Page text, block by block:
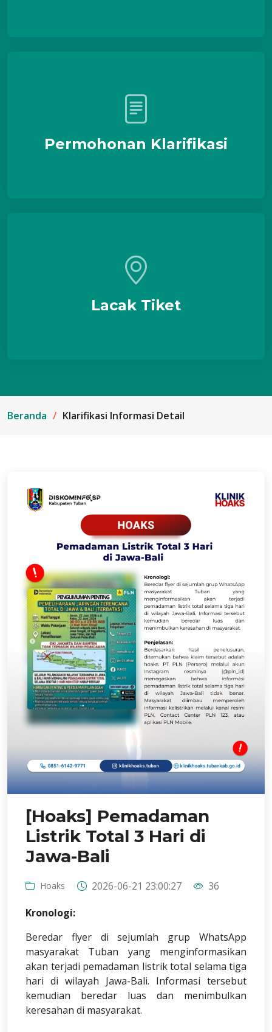
Permohonan Klarifikasi
Lacak Tiket
Beranda Klarifikasi Informasi Detail
[Hoaks] Pemadaman
Listrik Total 3 Hari di
Jawa-Bali
Hoaks 2026-06-21 23:00:27
36
Kronologi:
Beredar flyer di sejumlah grup WhatsApp
masyarakat Tuban yang menginformasikan
akan terjadi pemadaman listrik total selama tiga
hari di wilayah Jawa-Bali. Informasi tersebut
kemudian beredar luas dan menimbulkan
keresahan di masyarakat.